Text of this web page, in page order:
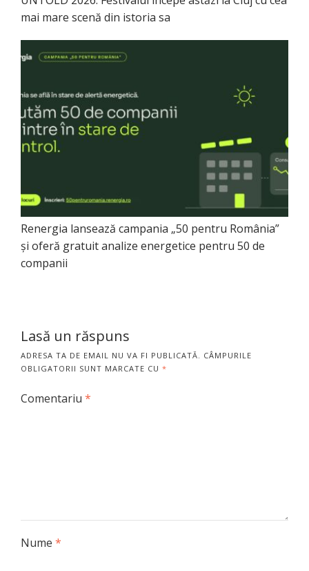
mai mare scenă din istoria sa
Renergia lansează campania „50 pentru România”
și oferă gratuit analize energetice pentru 50 de
companii
Lasă un răspuns
ADRESA TA DE EMAIL NU VA FI PUBLICATĂ.
CÂMPURILE
OBLIGATORII SUNT MARCATE CU *
Comentariu *
Nume *